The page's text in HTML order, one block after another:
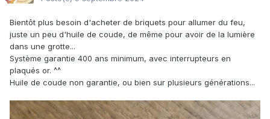
Bientôt plus besoin d'acheter de briquets pour allumer du feu,
juste un peu d'huile de coude, de même pour avoir de la lumière
dans une grotte...
Système garantie 400 ans minimum, avec interrupteurs en
plaqués or. ^^
Huile de coude non garantie, ou bien sur plusieurs générations...